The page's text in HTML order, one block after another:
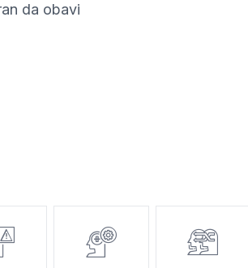
da obavi